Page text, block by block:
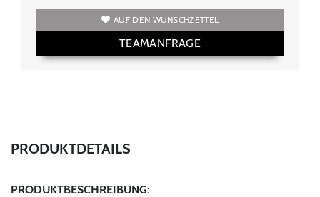
AUF DEN WUNSCHZETTEL
TEAMANFRAGE
PRODUKTDETAILS
PRODUKTBESCHREIBUNG: